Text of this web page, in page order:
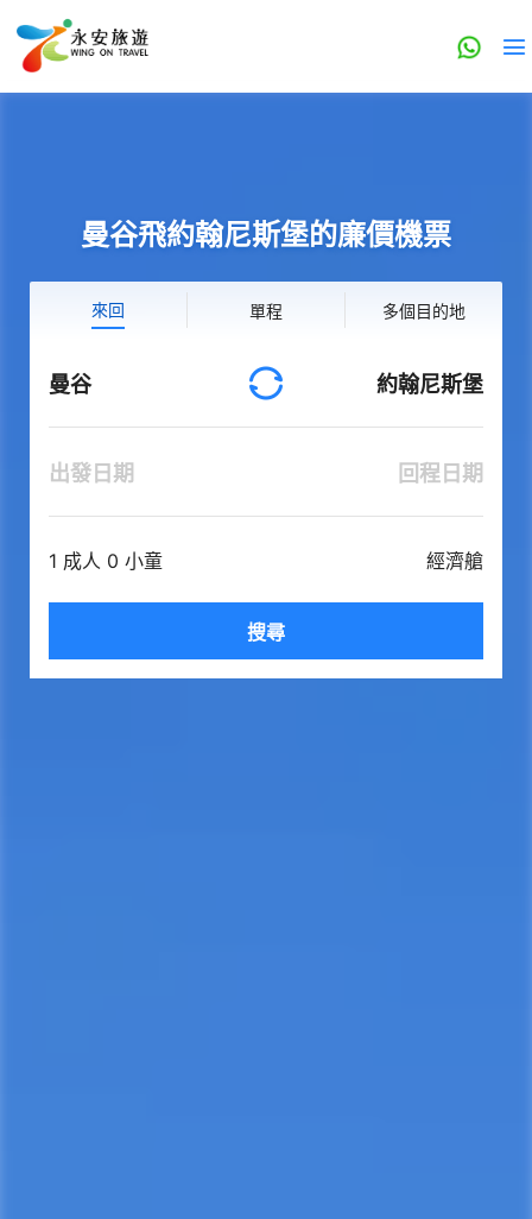
曼谷飛約翰尼斯堡的廉價機票
來回 單程 多個目的地
曼谷 約翰尼斯堡
出發日期 回程日期
1 成人 0 小童 經濟艙
搜尋